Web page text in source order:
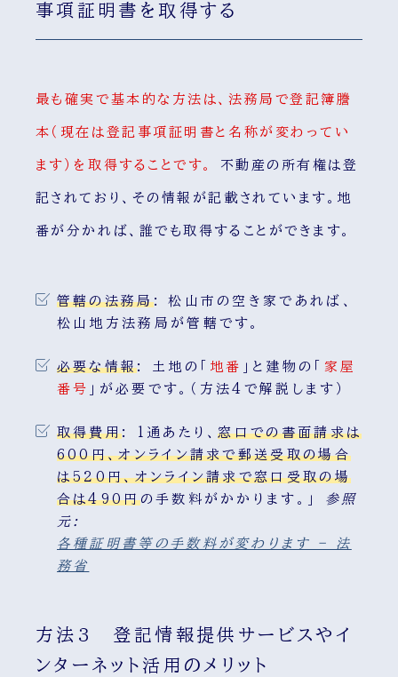
事項証明書を取得する
最も確実で基本的な方法は、法務局で登記簿謄
本（現在は登記事項証明書と名称が変わってい
ます）を取得することです。 不動産の所有権は登
記されており、その情報が記載されています。地
番が分かれば、誰でも取得することができます。
管轄の法務局:
松山市の空き家であれば、
松山地方法務局が管轄です。
必要な情報: 土地の「 地番 」と建物の「 家屋
番号 」が必要です。（方法4で解説します）
取得費用: 1通あたり、窓口での書面請求は
600円、オンライン請求で郵送受取の場合
は520円、オンライン請求で窓口受取の場
合は490円の手数料がかかります。」 参照
元:
各種証明書等の手数料が変わります – 法
務省
方法3 登記情報提供サービスやイ
ンターネット活用のメリット